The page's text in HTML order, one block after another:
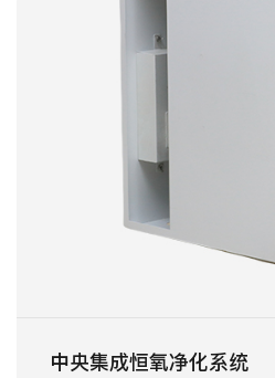
中央集成恒氧净化系统